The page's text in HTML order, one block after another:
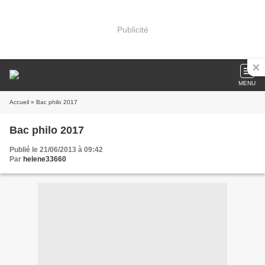
Publicité
MENU
Accueil » Bac philo 2017
Bac philo 2017
Publié le 21/06/2013 à 09:42
Par helene33660